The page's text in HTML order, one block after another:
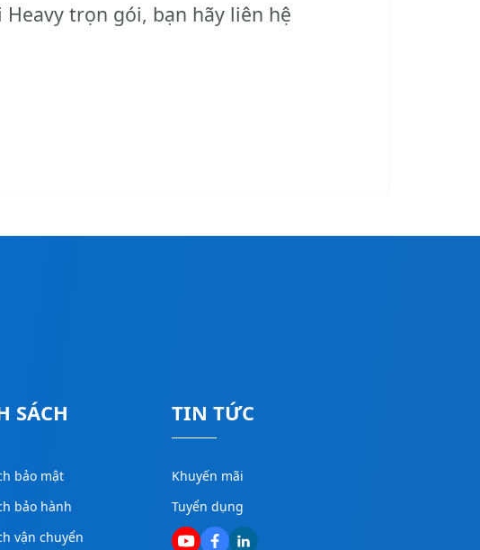
trọn gói, bạn hãy liên hệ
SÁCH
bảo mật
bảo hành
vận chuyển
TIN TỨC
Khuyến mãi
Tuyển dụng